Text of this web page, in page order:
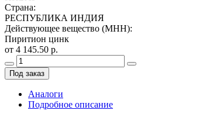
Страна:
РЕСПУБЛИКА ИНДИЯ
Действующее вещество (МНН):
Пиритион цинк
от 4 145.50 р.
Под заказ
Аналоги
Подробное описание